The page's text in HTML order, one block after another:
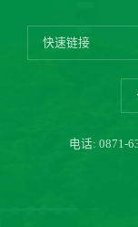
快速链接
电话: 0871-